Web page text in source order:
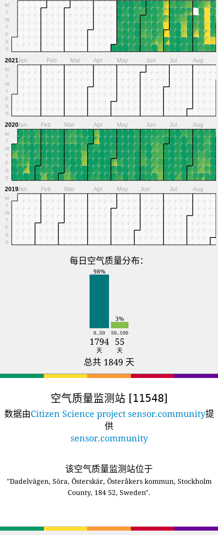
M
T
W
T
F
S
S
2021
M
T
W
T
F
S
S
Jan Feb Mar Apr May Jun Jul Aug
2020
M
T
W
T
F
S
S
Jan Feb Mar Apr May Jun Jul Aug
2019
M
T
W
T
F
S
S
Jan Feb Mar Apr May Jun Jul Aug
每日空气质量分布：
98%
3%
0..50 50..100
1794 55
天 天
总共 1849 天
空气质量监测站 [11548]
数据由Citizen Science project sensor.community提
供
sensor.community
该空气质量监测站位于
"Dadelvägen, Söra, Österskär, Österåkers kommun, Stockholm
County, 184 52, Sweden".